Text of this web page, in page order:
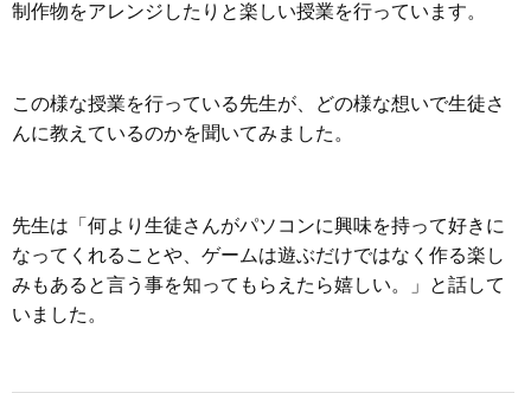
制作物をアレンジしたりと楽しい授業を行っています。
この様な授業を行っている先生が、どの様な想いで生徒さ
んに教えているのかを聞いてみました。
先生は「何より生徒さんがパソコンに興味を持って好きに
なってくれることや、ゲームは遊ぶだけではなく作る楽し
みもあると言う事を知ってもらえたら嬉しい。」と話して
いました。